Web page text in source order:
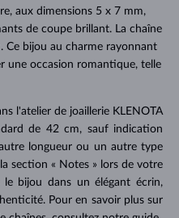
aux dimensions 5 x 7 mm,
de coupe brillant. La chaîne
Ce bijou au charme rayonnant
une occasion romantique, telle
l'atelier de joaillerie KLENOTA
de 42 cm, sauf indication
longueur ou un autre type
section « Notes » lors de votre
bijou dans un élégant écrin,
Pour en savoir plus sur